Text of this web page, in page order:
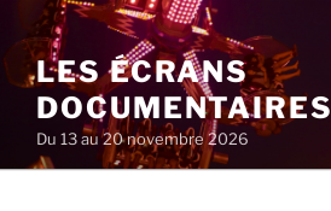
au
contenu
principal
LES ÉCRANS
DOCUMENTAIRES
Du 13 au 20 novembre 2026